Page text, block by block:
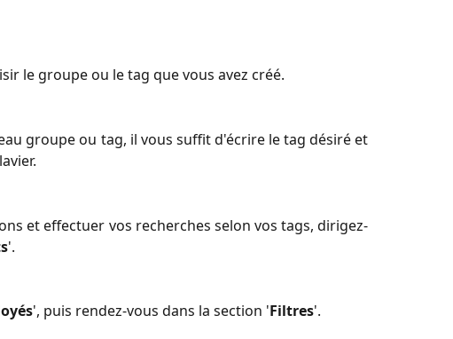
le groupe ou le tag que vous avez créé.
groupe ou tag, il vous suffit d'écrire le tag désiré et
et effectuer vos recherches selon vos tags, dirigez-
'.
', puis rendez-vous dans la section 'Filtres'.